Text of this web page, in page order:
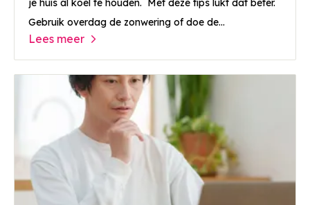
Gebruik overdag de zonwering of doe de...
Lees meer